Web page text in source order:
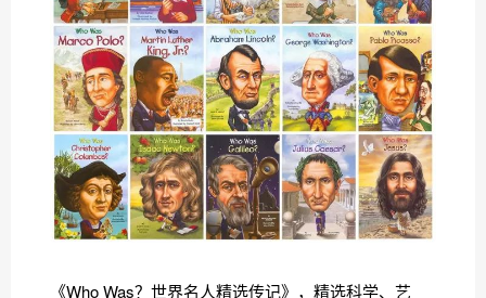
《Who Was？世界名人精选传记》，精选科学、艺